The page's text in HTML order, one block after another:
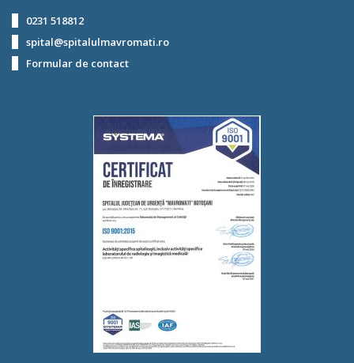
0231 518812
spital@spitalulmavromati.ro
Formular de contact